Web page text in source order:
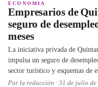
ECONOMIA
Empresarios de
seguro de
meses
La iniciativa privada de
impulsa un seguro de
sector turístico y esquemas de
Por la redacción · 31 de julio de